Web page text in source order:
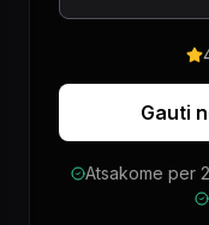
Gauti
Atsakome per